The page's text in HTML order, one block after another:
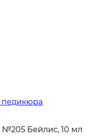
№205 Бейлис, 10 мл